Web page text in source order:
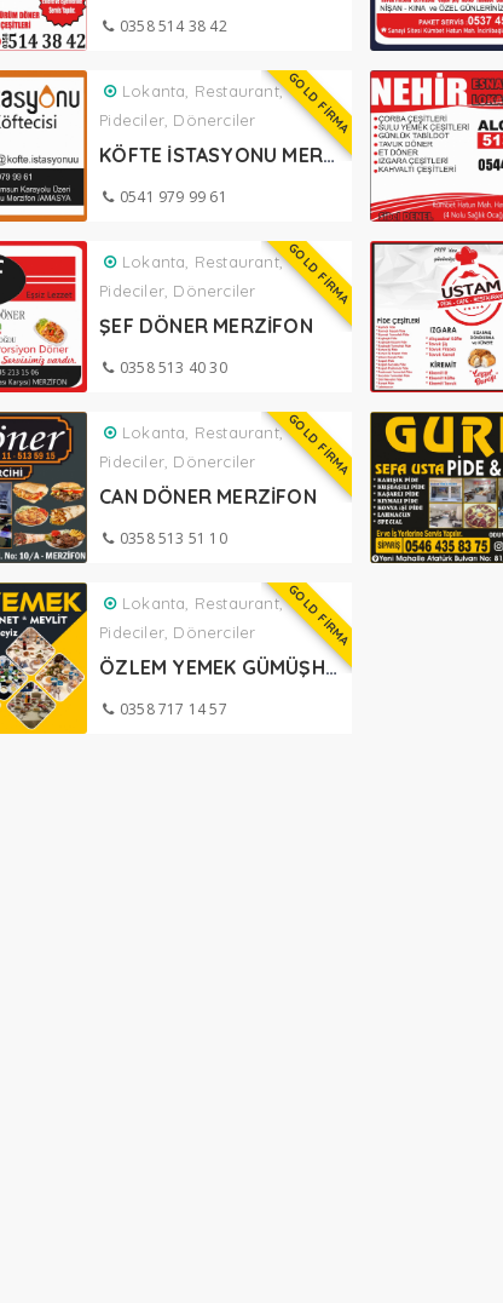
0358 514 38 42
GOLD FİRMA
Lokanta, Restaurant,
Pideciler, Dönerciler
KÖFTE İSTASYONU MERZİFONU
0541 979 99 61
GOLD FİRMA
Lokanta, Restaurant,
Pideciler, Dönerciler
ŞEF DÖNER MERZİFON
0358 513 40 30
GOLD FİRMA
Lokanta, Restaurant,
Pideciler, Dönerciler
CAN DÖNER MERZİFON
0358 513 51 10
GOLD FİRMA
Lokanta, Restaurant,
Pideciler, Dönerciler
ÖZLEM YEMEK GÜMÜŞHACIKÖY
0358 717 14 57